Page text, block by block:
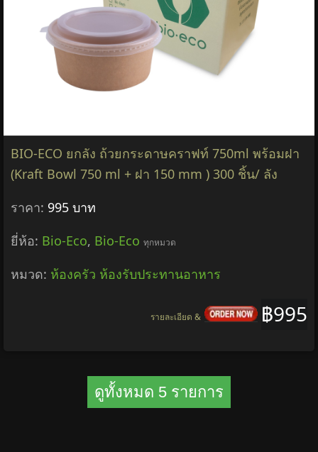
BIO-ECO ยกลัง ถ้วยกระดาษคราฟท์ 750ml พร้อมฝา
(Kraft Bowl 750 ml + ฝา 150 mm ) 300 ชิ้น/ ลัง
ราคา: 995 บาท
ยี่ห้อ: Bio-Eco, Bio-Eco ทุกหมวด
หมวด: ห้องครัว ห้องรับประทานอาหาร
฿995
รายละเอียด &
ดูทั้งหมด 5 รายการ